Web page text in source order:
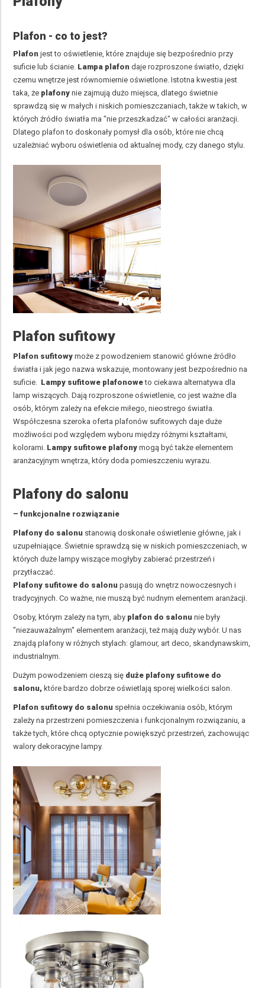
Plafon - co to jest?
Plafon jest to oświetlenie, które znajduje się bezpośrednio przy
suficie lub ścianie. Lampa plafondaje rozproszone światło, dzięki
czemu wnętrze jest równomiernie oświetlone. Istotna kwestia jest
taka, że plafony nie zajmują dużo miejsca, dlatego świetnie
sprawdzą się w małych i niskich pomieszczaniach, także w takich, w
których źródło światła ma "nie przeszkadzać" w całości aranżacji.
Dlatego plafon to doskonały pomysł dla osób, które nie chcą
uzależniać wyboru oświetlenia od aktualnej mody, czy danego stylu.
Plafon sufitowy
Plafon sufitowy może z powodzeniem stanowić główne źródło
światła i jak jego nazwa wskazuje, montowany jest bezpośrednio na
suficie. Lampy sufitowe plafonoweto ciekawa alternatywa dla
lamp wiszących. Dają rozproszone oświetlenie, co jest ważne dla
osób, którym zależy na efekcie miłego, nieostrego światła.
Współczesna szeroka oferta plafonów sufitowych daje duże
możliwości pod względem wyboru między różnymi kształtami,
kolorami. Lampy sufitowe plafony mogą być także elementem
aranżacyjnym wnętrza, który doda pomieszczeniu wyrazu.
Plafony do salonu
– funkcjonalne rozwiązanie
Plafony do salonu stanowią doskonałe oświetlenie główne, jak i
uzupełniające. Świetnie sprawdzą się w niskich pomieszczeniach, w
których duże lampy wiszące mogłyby zabierać przestrzeń i
przytłaczać.
Plafony sufitowe do salonu pasują do wnętrz nowoczesnych i
tradycyjnych. Co ważne, nie muszą być nudnym elementem aranżacji.
Osoby, którym zależy na tym, aby plafon do salonunie były
"niezauważalnym" elementem aranżacji, też mają duży wybór. U nas
znajdą plafony w różnych stylach: glamour, art deco, skandynawskim,
industrialnym.
Dużym powodzeniem cieszą się duże plafony sufitowe do
salonu, które bardzo dobrze oświetlają sporej wielkości salon.
Plafon sufitowy do salonu spełnia oczekiwania osób, którym
zależy na przestrzeni pomieszczenia i funkcjonalnym rozwiązaniu, a
także tych, które chcą optycznie powiększyć przestrzeń, zachowując
walory dekoracyjne lampy.